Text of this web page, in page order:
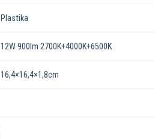
Plastika
12W 900lm 2700K+4000K+6500K
16,4×16,4×1,8cm